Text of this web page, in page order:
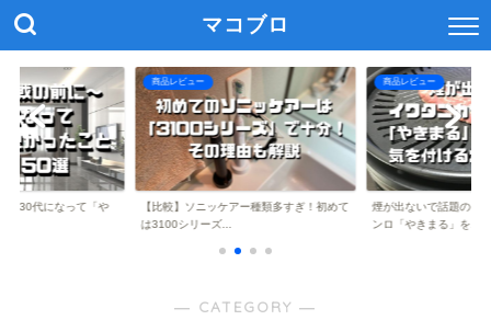
マコブロ
】30代になって「や
商品レビュー
【比較】ソニッケアー種類多すぎ！初めて
は3100シリーズ...
商品レビュー
煙が出ないで話題のイ
ンロ「やきまる」を...
― CATEGORY ―